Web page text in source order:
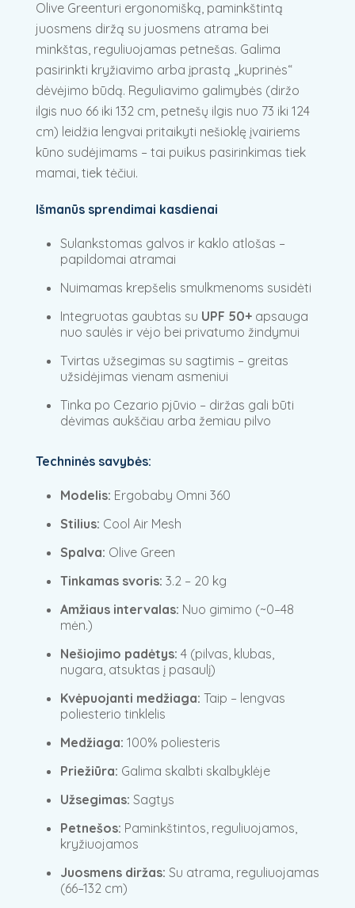
Olive Greenturi ergonomišką, paminkštintą
juosmens diržą su juosmens atrama bei
minkštas, reguliuojamas petnešas. Galima
pasirinkti kryžiavimo arba įprastą „kuprinės“
dėvėjimo būdą. Reguliavimo galimybės (diržo
ilgis nuo 66 iki 132 cm, petnešų ilgis nuo 73 iki 124
cm) leidžia lengvai pritaikyti nešioklę įvairiems
kūno sudėjimams – tai puikus pasirinkimas tiek
mamai, tiek tėčiui.
Išmanūs sprendimai kasdienai
Sulankstomas galvos ir kaklo atlošas –
papildomai atramai
Nuimamas krepšelis smulkmenoms susidėti
Integruotas gaubtas su UPF 50+ apsauga
nuo saulės ir vėjo bei privatumo žindymui
Tvirtas užsegimas su sagtimis – greitas
užsidėjimas vienam asmeniui
Tinka po Cezario pjūvio – diržas gali būti
dėvimas aukščiau arba žemiau pilvo
Techninės savybės:
Modelis: Ergobaby Omni 360
Stilius: Cool Air Mesh
Spalva: Olive Green
Tinkamas svoris: 3.2 – 20 kg
Amžiaus intervalas: Nuo gimimo (~0–48
mėn.)
Nešiojimo padėtys: 4 (pilvas, klubas,
nugara, atsuktas į pasaulį)
Kvėpuojanti medžiaga: Taip – lengvas
poliesterio tinklelis
Medžiaga: 100% poliesteris
Priežiūra: Galima skalbti skalbyklėje
Užsegimas: Sagtys
Petnešos: Paminkštintos, reguliuojamos,
kryžiuojamos
Juosmens diržas: Su atrama, reguliuojamas
(66–132 cm)